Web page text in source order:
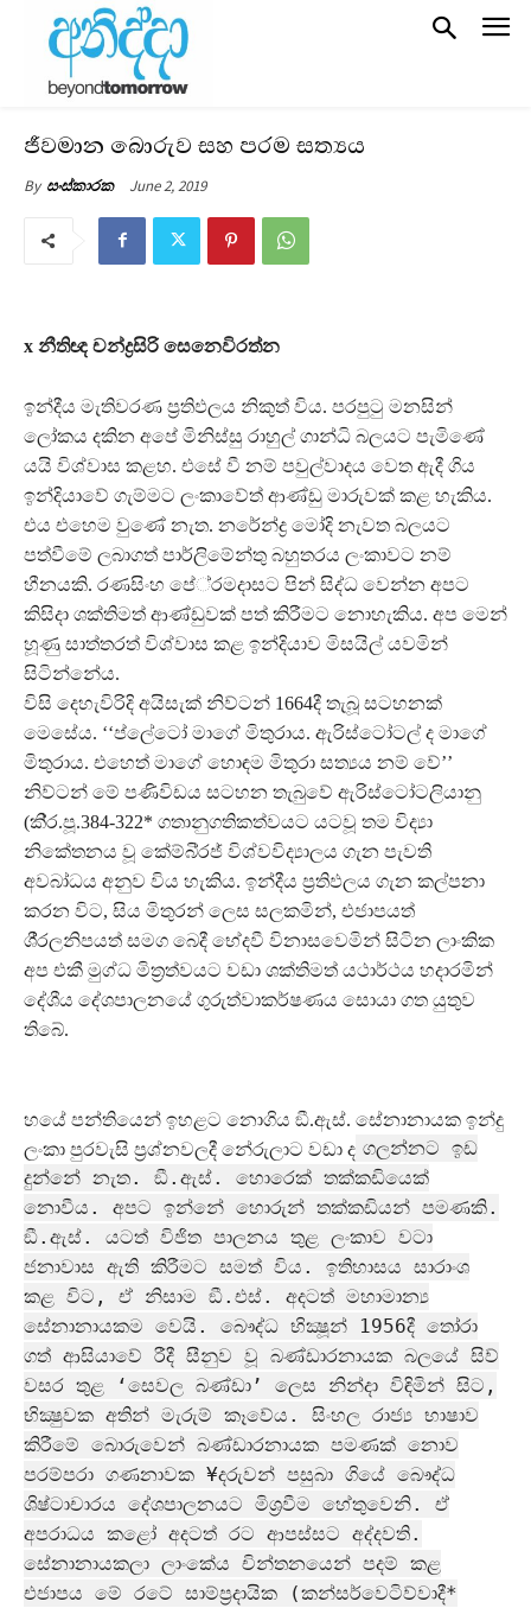
ජීවමාන බොරුව සහ පරම සත්‍යය
By සංස්කාරක June 2, 2019
x නීතිඥ චන්ද්‍රසිරි සෙනෙවිරත්න
ඉන්දීය මැතිවරණ ප‍්‍රතිඵලය නිකුත් විය. පරපුටු මනසින්
ලෝකය දකින අපේ මිනිස්සු රාහුල් ගාන්ධි බලයට පැමිණේ
යයි විශ්වාස කළහ. එසේ වී නම් පවුල්වාදය වෙත ඇදී ගිය
ඉන්දියාවේ ගැම්මට ලංකාවේත් ආණ්ඩු මාරුවක් කළ හැකිය.
එය එහෙම වුණේ නැත. නරේන්ද්‍ර මෝදි නැවත බලයට
පත්වීමේ ලබාගත් පාර්ලිමේන්තු බහුතරය ලංකාවට නම්
හීනයකි. රණසිංහ පේ‍්‍රමදාසට පින් සිද්ධ වෙන්න අපට
කිසිදා ශක්තිමත් ආණ්ඩුවක් පත් කිරීමට නොහැකිය. අප මෙන්
හූණු සාත්තරත් විශ්වාස කළ ඉන්දියාව මිසයිල් යවමින්
සිටින්නේය.
විසි දෙහැවිරිදි අයිසැක් නිව්ටන් 1664දී තැබූ සටහනක්
මෙසේය. ‘‘ප්ලේටෝ මාගේ මිතුරාය. ඇරිස්ටෝටල් ද මාගේ
මිතුරාය. එහෙත් මාගේ හොඳම මිතුරා සත්‍යය නම් වේ’’
නිව්ටන් මේ පණිවිඩය සටහන තැබුවේ ඇරිස්ටෝටලියානු
(කි‍්‍ර.පූ.384-322* ගතානුගතිකත්වයට යටවූ තම විද්‍යා
නිකේතනය වූ කේම්බි‍්‍රජ් විශ්වවිද්‍යාලය ගැන පැවති
අවබා්ධය අනුව විය හැකිය. ඉන්දීය ප‍්‍රතිඵලය ගැන කල්පනා
කරන විට, සිය මිතුරන් ලෙස සලකමින්, එජාපයත්
ශී‍්‍රලනිපයත් සමග බෙදී භේදවී විනාසවෙමින් සිටින ලාංකික
අප එකී මුග්ධ මිත‍්‍රත්වයට වඩා ශක්තිමත් යථාර්ථය හදාරමින්
දේශීය දේශපාලනයේ ගුරුත්වාකර්ෂණය සොයා ගත යුතුව
තිබේ.
හයේ පන්තියෙන් ඉහළට නොගිය ඞී.ඇස්. සේනානායක ඉන්දු
ලංකා පුරවැසි ප‍්‍රශ්නවලදී නේරුලාට වඩා ද ගලන්නට ඉඩ
දුන්නේ නැත. ඞී.ඇස්. හොරෙක් තක්කඩියෙක්
නොවීය. අපට ඉන්නේ හොරුන් තක්කඩියන් පමණකි.
ඞී.ඇස්. යටත් විජිත පාලනය තුළ ලංකාව වටා
ජනාවාස ඇති කිරීමට සමත් විය. ඉතිහාසය සාරාංශ
කළ විට, ඒ නිසාම ඞී.එස්. අදටත් මහාමාන්‍ය
සේනානායකම වෙයි. බෞද්ධ භික්‍ෂූන් 1956දී තෝරා
ගත් ආසියාවේ රීදී සීනුව වූ බණ්ඩාරනායක බලයේ සිව්
වසර තුළ ‘සෙවල බණ්ඩා’ ලෙස නින්දා විඳිමින් සිට,
භික්‍ෂුවක අතින් මැරුම් කෑවේය. සිංහල රාජ්‍ය භාෂාව
කිරීමේ බොරුවෙන් බණ්ඩාරනායක පමණක් නොව
පරම්පරා ගණනාවක ¥දරුවන් පසුබා ගියේ බෞද්ධ
ශිෂ්ටාචාරය දේශපාලනයට මිශ‍්‍රවීම හේතුවෙනි. ඒ
අපරාධය කළෝ අදටත් රට ආපස්සට අද්දවති.
සේනානායකලා ලාංකේය චින්තනයෙන් පදම් කළ
එජාපය මේ රටේ සාම්ප‍්‍රදායික (කන්සර්වෙටිව්වාදී*